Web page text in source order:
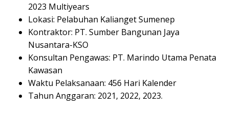
2023 Multiyears
Lokasi: Pelabuhan Kalianget Sumenep
Kontraktor: PT. Sumber Bangunan Jaya
Nusantara-KSO
Konsultan Pengawas: PT. Marindo Utama Penata
Kawasan
Waktu Pelaksanaan: 456 Hari Kalender
Tahun Anggaran: 2021, 2022, 2023.